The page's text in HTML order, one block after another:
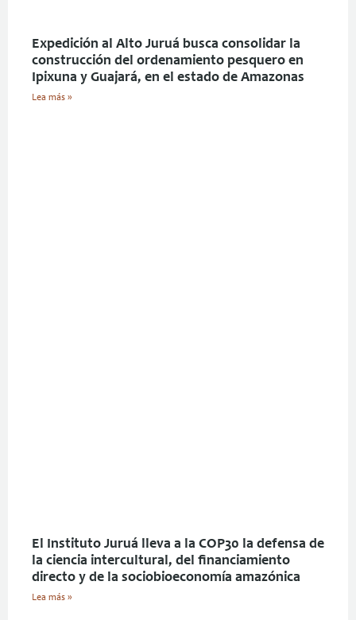
Expedición al Alto Juruá busca consolidar la
construcción del ordenamiento pesquero en
Ipixuna y Guajará, en el estado de Amazonas
Lea más »
El Instituto Juruá lleva a la COP30 la defensa de
la ciencia intercultural, del financiamiento
directo y de la sociobioeconomía amazónica
Lea más »